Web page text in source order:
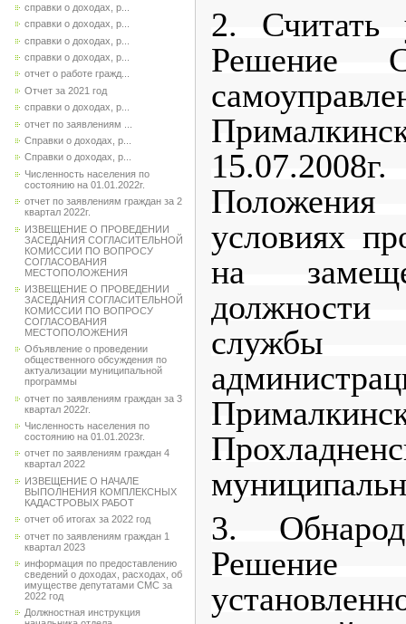
справки о доходах, р...
справки о доходах, р...
справки о доходах, р...
справки о доходах, р...
отчет о работе гражд...
Отчет за 2021 год
справки о доходах, р...
отчет по заявлениям ...
Справки о доходах, р...
Справки о доходах, р...
Численность населения по
состоянию на 01.01.2022г.
отчет по заявлениям граждан за 2
квартал 2022г.
ИЗВЕЩЕНИЕ О ПРОВЕДЕНИИ
ЗАСЕДАНИЯ СОГЛАСИТЕЛЬНОЙ
КОМИССИИ ПО ВОПРОСУ
СОГЛАСОВАНИЯ
МЕСТОПОЛОЖЕНИЯ
ИЗВЕЩЕНИЕ О ПРОВЕДЕНИИ
ЗАСЕДАНИЯ СОГЛАСИТЕЛЬНОЙ
КОМИССИИ ПО ВОПРОСУ
СОГЛАСОВАНИЯ
МЕСТОПОЛОЖЕНИЯ
Объявление о проведении
общественного обсуждения по
актуализации муниципальной
программы
отчет по заявлениям граждан за 3
квартал 2022г.
Численность населения по
состоянию на 01.01.2023г.
отчет по заявлениям граждан 4
квартал 2022
ИЗВЕЩЕНИЕ О НАЧАЛЕ
ВЫПОЛНЕНИЯ КОМПЛЕКСНЫХ
КАДАСТРОВЫХ РАБОТ
отчет об итогах за 2022 год
отчет по заявлениям граждан 1
квартал 2023
информация по предоставлению
сведений о доходах, расходах, об
имуществе депутатами СМС за
2022 год
Должностная инструкция
2. Считать
Решение
условиях
на
3.